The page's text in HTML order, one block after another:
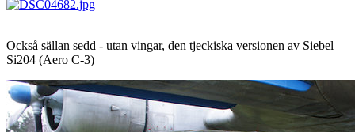
Också sällan sedd - utan vingar, den tjeckiska versionen av Siebel
Si204 (Aero C-3)